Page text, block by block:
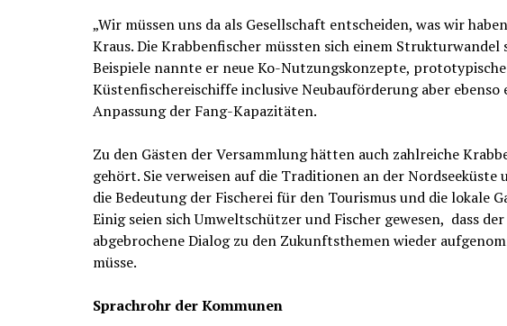
„Wir müssen uns da als Gesellschaft entscheiden, was wir
Kraus. Die Krabbenfischer müssten sich einem Strukturwandel
Beispiele nannte er neue Ko-Nutzungskonzepte, prototypische
Küstenfischereischiffe inclusive Neubauförderung aber ebenso
Anpassung der Fang-Kapazitäten.
Zu den Gästen der Versammlung hätten auch zahlreiche
gehört. Sie verweisen auf die Traditionen an der Nordseeküste
die Bedeutung der Fischerei für den Tourismus und die lokale
Einig seien sich Umweltschützer und Fischer gewesen, dass
abgebrochene Dialog zu den Zukunftsthemen wieder
müsse.
Sprachrohr der Kommunen